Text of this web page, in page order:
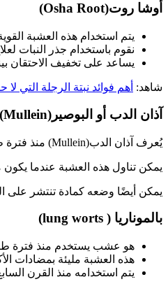
أوشا روت(Osha Root)
يتم استخدام هذه العشبة
نقوم باستخدام جذر النبات
يساعد على تخفيف الاحتقان
شاهد: أهم فوائد نبتة الرجلة التي لا
آذان الدب أو البوصير(Mullein)
يُعرف آذان الدب(Mullein) منذ فترة طويلة بأنه نبات يحسن ويعزز الرئة وهو حجر الزاوية في الطب التقليدي.
يمكن تناول هذه العشبة عندما يكون
يمكن أيضًا وضعه كمادة تنتشر على
بالموناريا ( lung worts)
هو عشب يستخدم منذ فترة
هذه العشبة مليئة بمضادات
يتم استخدامه منذ القرن